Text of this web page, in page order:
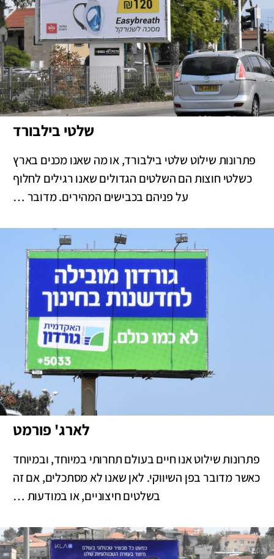
שלטי בילבורד
פתרונות שילוט שלטי בילבורד, או מה שאנו מכנים בארץ
כשלטי חוצות הם השלטים הגדולים שאנו רגילים לחלוף
על פניהם בכבישים המהירים. מדובר …
לארג' פורמט
פתרונות שילוט אנו חיים בעולם תחרותי במיוחד, ובמיוחד
כאשר מדובר בפן השיווקי. לאן שאנו לא מסתכלים, אם זה
בשלטים חיצוניים, או במודעות …